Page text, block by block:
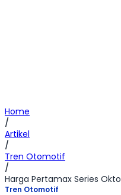
Home
/
Artikel
/
Tren Otomotif
/
Tren Otomotif